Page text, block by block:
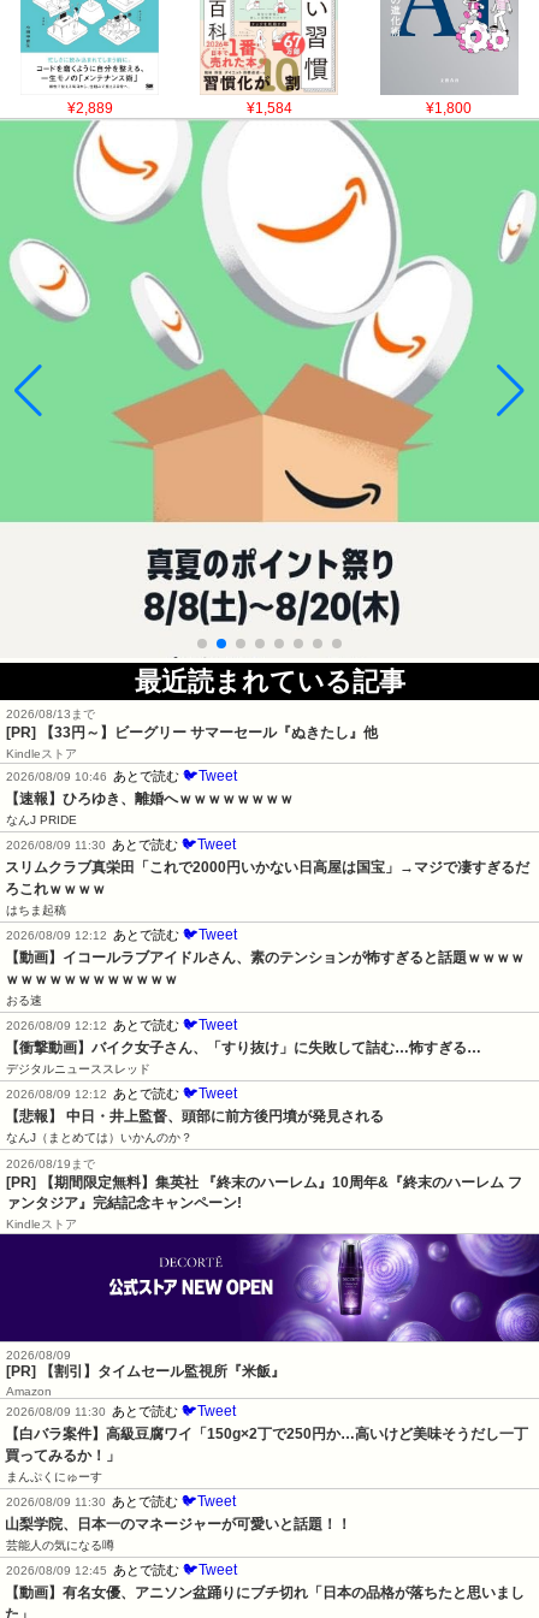
¥2,889 ¥1,584 ¥1,800
最近読まれている記事
2026/08/13まで
[PR] 【33円～】ビーグリー サマーセール『ぬきたし』他
Kindleストア
2026/08/09 10:46
あとで読む 🐦Tweet
【速報】ひろゆき、離婚へｗｗｗｗｗｗｗｗ
なんJ PRIDE
2026/08/09 11:30
あとで読む 🐦Tweet
スリムクラブ真栄田「これで2000円いかない日高屋は国宝」→マジで凄すぎるだ
ろこれｗｗｗｗ
はちま起稿
2026/08/09 12:12
あとで読む 🐦Tweet
【動画】イコールラブアイドルさん、素のテンションが怖すぎると話題ｗｗｗｗ
ｗｗｗｗｗｗｗｗｗｗｗｗ
おる速
2026/08/09 12:12
あとで読む 🐦Tweet
【衝撃動画】バイク女子さん、「すり抜け」に失敗して詰む…怖すぎる…
デジタルニューススレッド
2026/08/09 12:12
あとで読む 🐦Tweet
【悲報】 中日・井上監督、頭部に前方後円墳が発見される
なんJ（まとめては）いかんのか？
2026/08/19まで
[PR] 【期間限定無料】集英社 『終末のハーレム』10周年&『終末のハーレム フ
ァンタジア』完結記念キャンペーン!
Kindleストア
2026/08/09
[PR] 【割引】タイムセール監視所『米飯』
Amazon
2026/08/09 11:30
あとで読む 🐦Tweet
【白バラ案件】高級豆腐ワイ「150g×2丁で250円か…高いけど美味そうだし一丁
買ってみるか！」
まんぷくにゅーす
2026/08/09 11:30
あとで読む 🐦Tweet
山梨学院、日本一のマネージャーが可愛いと話題！！
芸能人の気になる噂
2026/08/09 12:45
あとで読む 🐦Tweet
【動画】有名女優、アニソン盆踊りにブチ切れ「日本の品格が落ちたと思いまし